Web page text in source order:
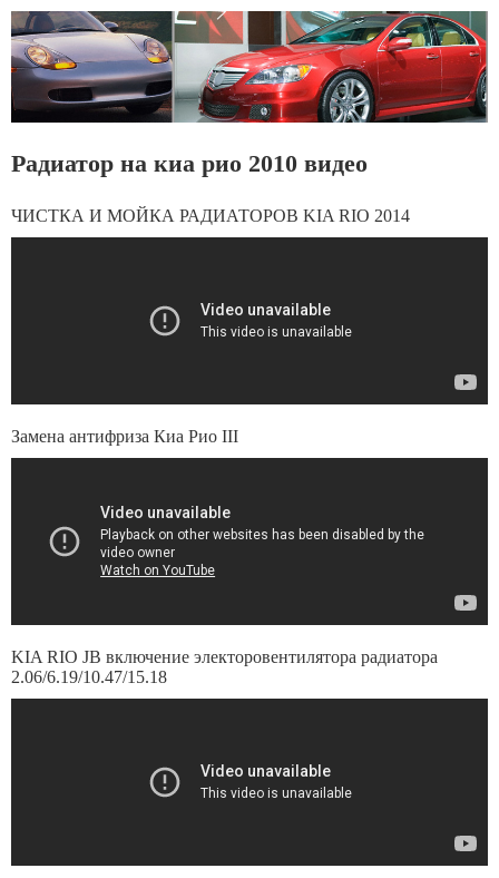
Радиатор на киа рио 2010 видео
ЧИСТКА И МОЙКА РАДИАТОРОВ KIA RIO 2014
Замена антифриза Киа Рио III
KIA RIO JB включение электоровентилятора радиатора
2.06/6.19/10.47/15.18